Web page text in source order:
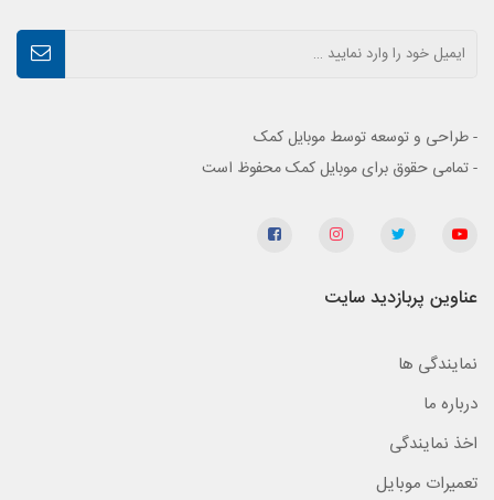
- طراحی و توسعه توسط موبایل کمک
- تمامی حقوق برای موبایل کمک محفوظ است
عناوین پربازدید سایت
نمایندگی ها
درباره ما
اخذ نمایندگی
تعمیرات موبایل